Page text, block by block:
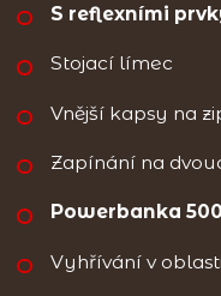
S reflexními
Stojací límec
Vnější kapsy na
Zapínání na
Powerbanka
Vyhřívání v